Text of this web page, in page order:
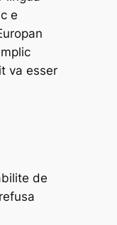
e
va esser
de